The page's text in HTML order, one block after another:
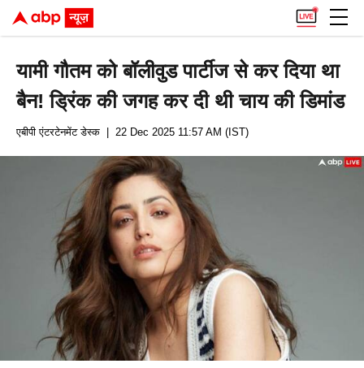
यामी गौतम को बॉलीवुड पार्टीज से कर दिया था
बैन! ड्रिंक की जगह कर दी थी चाय की डिमांड
एबीपी एंटरटेनमेंट डेस्क | 22 Dec 2025 11:57 AM (IST)